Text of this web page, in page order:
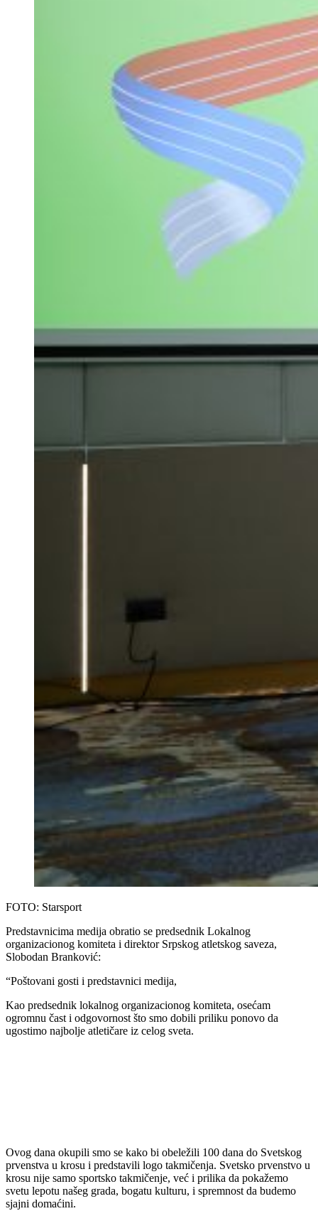
FOTO: Starsport
Predstavnicima medija obratio se predsednik Lokalnog
organizacionog komiteta i direktor Srpskog atletskog saveza,
Slobodan Branković:
“Poštovani gosti i predstavnici medija,
Kao predsednik lokalnog organizacionog komiteta, osećam
ogromnu čast i odgovornost što smo dobili priliku ponovo da
ugostimo najbolje atletičare iz celog sveta.
Ovog dana okupili smo se kako bi obeležili 100 dana do Svetskog
prvenstva u krosu i predstavili logo takmičenja. Svetsko prvenstvo u
krosu nije samo sportsko takmičenje, već i prilika da pokažemo
svetu lepotu našeg grada, bogatu kulturu, i spremnost da budemo
sjajni domaćini.